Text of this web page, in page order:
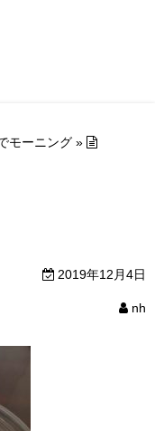
モーニング »
2019年12月4日
nh